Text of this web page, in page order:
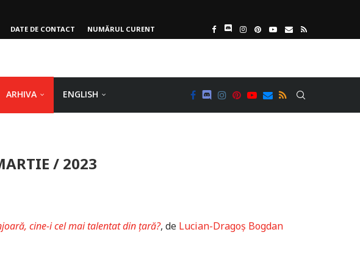
DATE DE CONTACT NUMĂRUL CURENT
ARHIVA ENGLISH
/ 2023
cine-i cel mai talentat din țară?, de Lucian-Dragoș Bogdan